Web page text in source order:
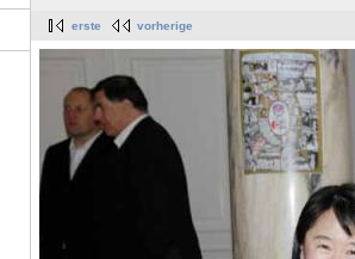
erste vorherige